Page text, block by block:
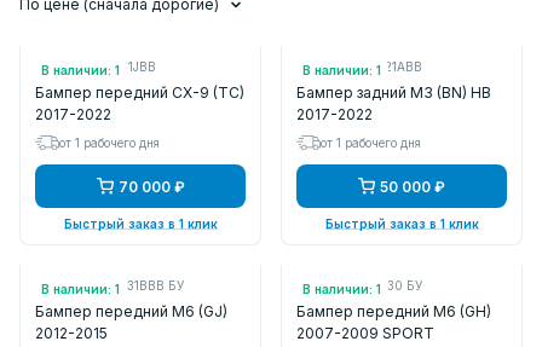
По цене (сначала дорогие)
В наличии: 1
Арт.: TK7150031JBB
Бампер передний CX-9 (TC)
2017-2022
от 1 рабочего дня
70 000 ₽
Быстрый заказ в 1 клик
В наличии: 1
Арт.: B63B50221ABB
Бампер задний M3 (BN) HB
2017-2022
от 1 рабочего дня
50 000 ₽
Быстрый заказ в 1 клик
В наличии: 1
Арт.: GHR250031BBB БУ
Бампер передний M6 (GJ)
2012-2015
В наличии: 1
Арт.: GAP450030 БУ
Бампер передний M6 (GH)
2007-2009 SPORT